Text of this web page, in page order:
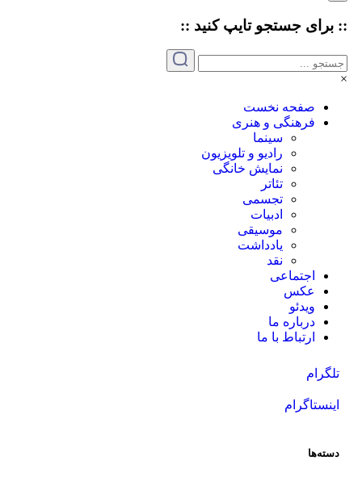
:: برای جستجو تایپکنید ::
×
صفحه نخست
فرهنگی و هنری
سینما
رادیو و تلویزیون
نمایش خانگی
تئاتر
تجسمی
ادبیات
موسیقی
یادداشت
نقد
اجتماعی
عکس
ویدئو
درباره ما
ارتباط با ما
تلگرام
اینستاگرام
دسته‌ها